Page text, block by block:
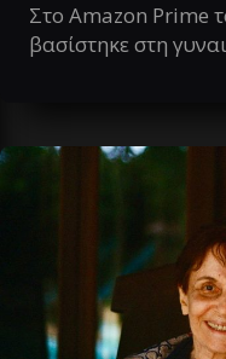
Στο Amazon Prime
βασίστηκε στη